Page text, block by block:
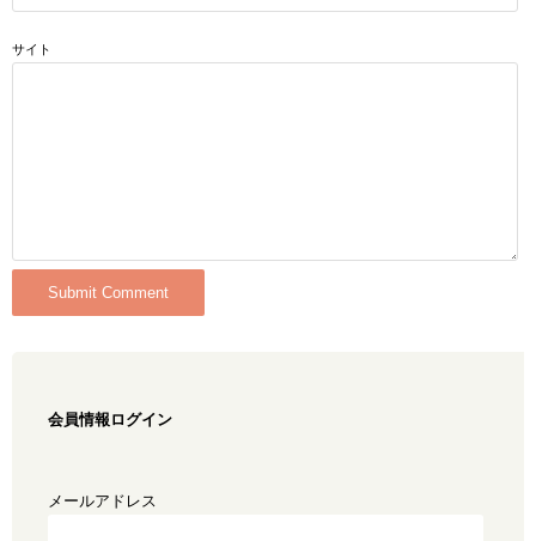
サイト
会員情報ログイン
メールアドレス